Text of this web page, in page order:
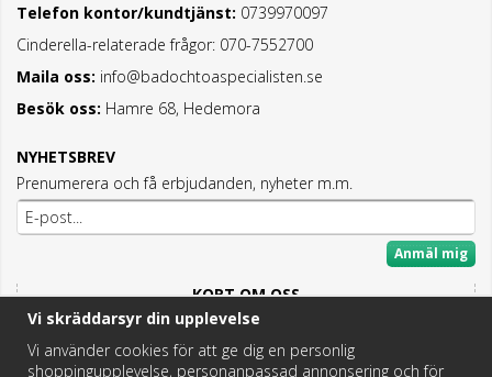
Telefon kontor/kundtjänst: 0739970097
Cinderella-relaterade frågor: 070-7552700
Maila oss: info@badochtoaspecialisten.se
Besök oss: Hamre 68, Hedemora
NYHETSBREV
Prenumerera och få erbjudanden, nyheter m.m.
Anmäl mig
KORT OM OSS
Här hittar du det bästa och mesta inom Badrum,
Fritidstoaletter och VVS.
Vi skräddarsyr din upplevelse
Vi använder cookies för att ge dig en personlig
shoppingupplevelse, personanpassad annonsering och för